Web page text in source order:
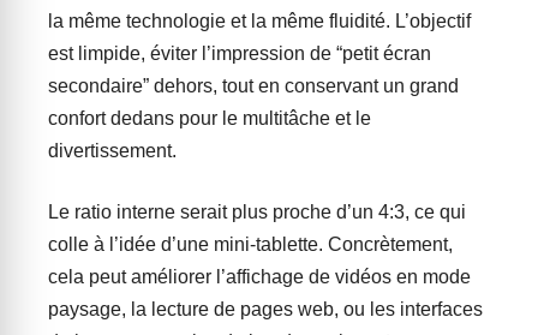
la même technologie et la même fluidité. L’objectif
est limpide, éviter l’impression de “petit écran
secondaire” dehors, tout en conservant un grand
confort dedans pour le multitâche et le
divertissement.
Le ratio interne serait plus proche d’un 4:3, ce qui
colle à l’idée d’une mini-tablette. Concrètement,
cela peut améliorer l’affichage de vidéos en mode
paysage, la lecture de pages web, ou les interfaces